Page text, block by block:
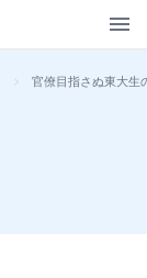
> 官僚目指さぬ東大生